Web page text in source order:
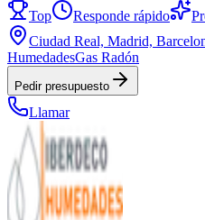
Top
Responde rápido
Ciudad Real, Madrid,
HumedadesGas Radón
Pedir presupuesto
Llamar